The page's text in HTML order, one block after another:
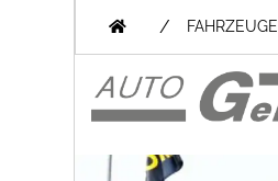
/ FAHRZEUGE